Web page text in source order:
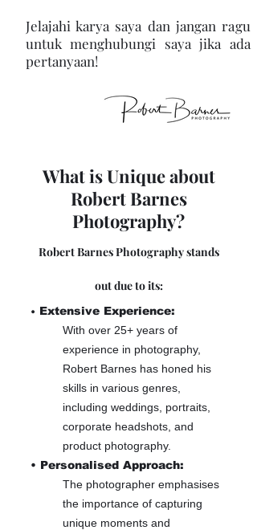
Jelajahi karya saya dan jangan ragu
untuk menghubungi saya jika ada
pertanyaan!
What is Unique about
Robert Barnes
Photography?
Robert Barnes Photography stands
out due to its:
• Extensive Experience:
With over 25+ years of
experience in photography,
Robert Barnes has honed his
skills in various genres,
including weddings, portraits,
corporate headshots, and
product photography.
• Personalised Approach:
The photographer emphasises
the importance of capturing
unique moments and